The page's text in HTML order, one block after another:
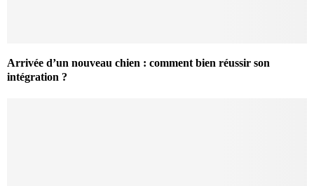
Arrivée d’un nouveau chien : comment bien réussir son
intégration ?